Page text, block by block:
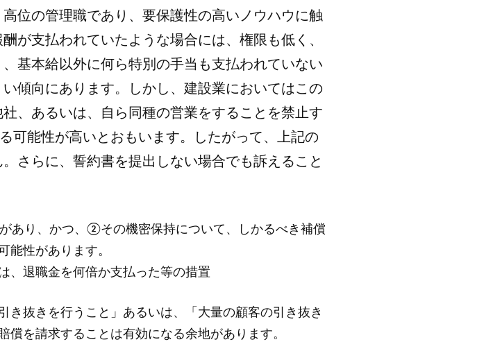
位の管理職であり、要保護性の高いノウハウに触
が支払われていたような場合には、権限も低く、
基本給以外に何ら特別の手当も支払われていない
傾向にあります。しかし、建設業においてはこの
、あるいは、自ら同種の営業をすることを禁止す
可能性が高いとおもいます。したがって、上記の
さらに、誓約書を提出しない場合でも訴えること
り、かつ、②その機密保持について、しかるべき補償
能性があります。
、退職金を何倍か支払った等の措置
抜きを行うこと」あるいは、「大量の顧客の引き抜き
を請求することは有効になる余地があります。